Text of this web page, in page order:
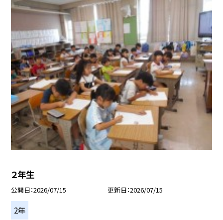
２年生
公開日 2026/07/15 更新日 2026/07/15
2年